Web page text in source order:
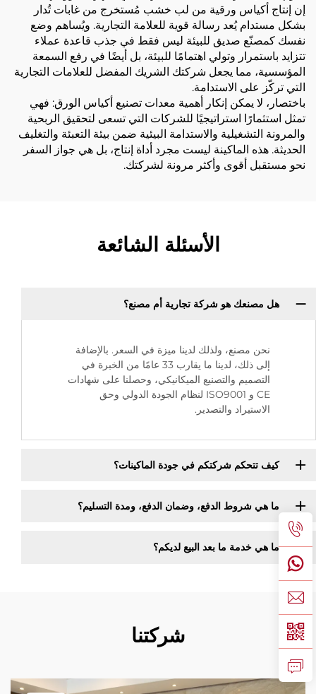
إن إنتاج أكياس ورقية من لب خشب مُستخرج من غابات تُدار
بشكل مستدام يُعد رسالة قوية للعلامة التجارية. ويُساهم وضع
نفسك كمصنّع صديق للبيئة ليس فقط في جذب قاعدة عملاء
تتزايد باستمرار وتولي اهتمامًا للبيئة، بل أيضًا في رفع السمعة
المؤسسية، مما يجعل شركتك الشريك المفضل للعلامات التجارية
التي تركّز على الاستدامة.
باختصار، لا يمكن إنكار أهمية معدات تصنيع أكياس الورق: فهي
تمثل استثمارًا استراتيجيًا للشركات التي تسعى لتحقيق الربحية
والمرونة التشغيلية والاستدامة البيئية ضمن بيئة التعبئة والتغليف
الحديثة. هذه الماكينة ليست مجرد أداة إنتاج، بل هي جواز السفر
نحو مستقبل أقوى وأكثر مرونة لشركتك.
الأسئلة الشائعة
هل مصنعك هو شركة تجارية أم مصنع؟
نحن مصنع، ولذلك لدينا ميزة في السعر. بالإضافة
إلى ذلك، لدينا ما يقارب 33 عامًا من الخبرة في
التصميم والتصنيع الميكانيكي، وحصلنا على شهادات
CE و ISO9001 لنظام الجودة الدولي وحق
الاستيراد والتصدير.
كيف تتحكم شركتكم في جودة الماكينات؟
ما هي شروط الدفع، وضمان الدفع، ومدة التسليم؟
ما هي خدمة ما بعد البيع لديكم؟
شركتنا